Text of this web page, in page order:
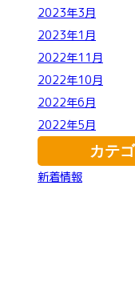
2023年3月
2023年1月
2022年11月
2022年10月
2022年6月
2022年5月
カテ
新着情報